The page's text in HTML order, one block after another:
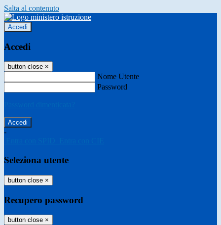
Salta al contenuto
Accedi
Accedi
button close ×
Nome Utente
Password
-
Seleziona utente
button close ×
Recupero password
button close ×